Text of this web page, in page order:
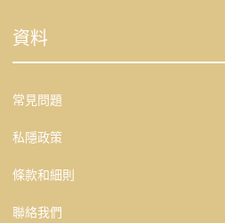
資料
常見問題
私隱政策
條款和細則
聯絡我們